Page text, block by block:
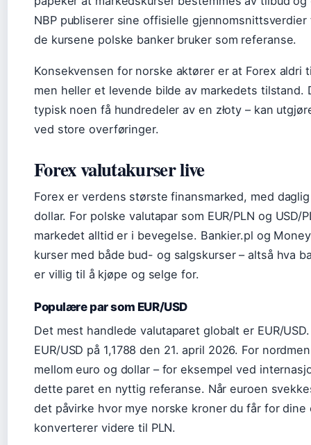
NBP publiserer sine offisielle gjennomsnittsverdier
de kursene polske banker bruker som referanse.
Konsekvensen for norske aktører er at Forex aldri
men heller et levende bilde av markedets tilstand.
typisk noen få hundredeler av en złoty – kan
ved store overføringer.
Forex valutakurser live
Forex er verdens største finansmarked, med
dollar. For polske valutapar som EUR/PLN og USD/
markedet alltid er i bevegelse. Bankier.pl og
kurser med både bud- og salgskurser – altså hva
er villig til å kjøpe og selge for.
Populære par som EUR/USD
Det mest handlede valutaparet globalt er EUR/
EUR/USD på 1,1788 den 21. april 2026. For
mellom euro og dollar – for eksempel ved
dette paret en nyttig referanse. Når euroen
det påvirke hvor mye norske kroner du får for dine
konverterer videre til PLN.